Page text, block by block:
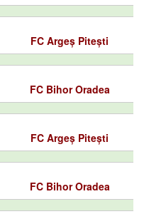
FC Argeș Pitești
FC Bihor Oradea
FC Argeș Pitești
FC Bihor Oradea